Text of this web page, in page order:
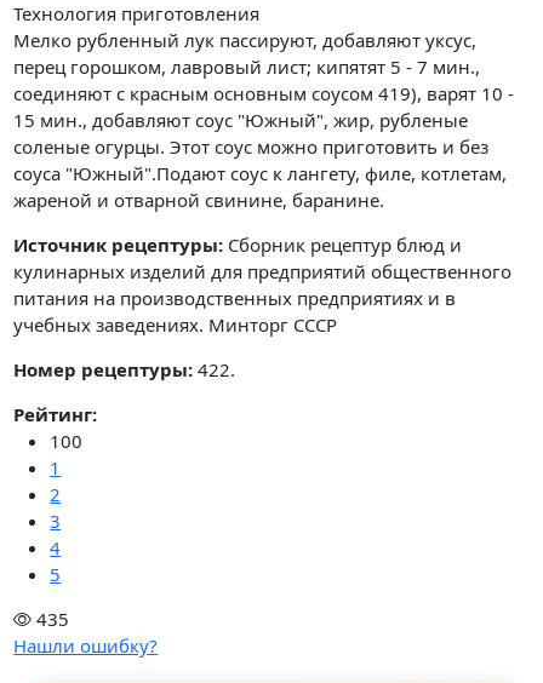
Технология приготовления
Мелко рубленный лук пассируют, добавляют уксус,
перец горошком, лавровый лист; кипятят 5 - 7 мин.,
соединяют с красным основным соусом 419), варят 10 -
15 мин., добавляют соус "Южный", жир, рубленые
соленые огурцы. Этот соус можно приготовить и без
соуса "Южный".Подают соус к лангету, филе, котлетам,
жареной и отварной свинине, баранине.
Источник рецептуры: Сборник рецептур блюд и
кулинарных изделий для предприятий общественного
питания на производственных предприятиях и в
учебных заведениях. Минторг СССР
Номер рецептуры: 422.
Рейтинг:
100
1
2
3
4
5
435
Нашли ошибку?